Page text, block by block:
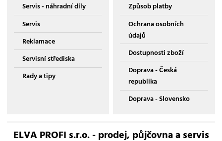
Servis - náhradní díly
Servis
Reklamace
Servisní střediska
Rady a tipy
Způsob platby
Ochrana osobních
údajů
Dostupnosti zboží
Doprava - Česká
republika
Doprava - Slovensko
ELVA PROFI s.r.o. - prodej, půjčovna a servis